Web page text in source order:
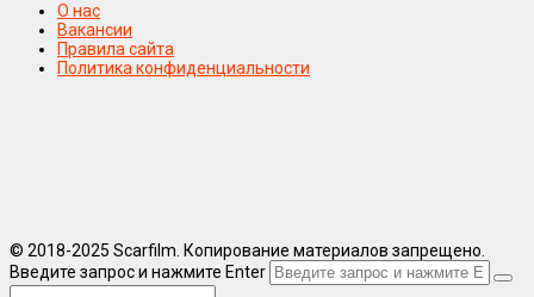
О нас
Вакансии
Правила сайта
Политика конфиденциальности
© 2018-2025 Scarfilm. Копирование материалов запрещено.
Введите запрос и нажмите Enter